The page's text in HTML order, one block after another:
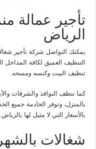
تأجير عمالة
الرياض
يمكنك التواصل شركة تأجير
التنظيف العميق لكافة
تنظيف البيت وكنسه ومسحه.
كما تنظف النوافذ والشرفات
بالمنزل، وتوفر الخادمة جميع
بالأسعار التي لا مثيل لها بالرياض.
شغالات